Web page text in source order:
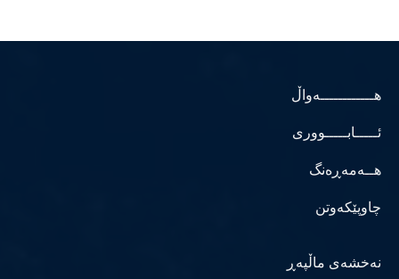
هــــــــــــەواڵ
ئـــــابـــــووری
هــەمەڕەنگ
چاوپێکەوتن
نەخشەی ماڵپەڕ